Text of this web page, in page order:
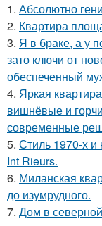
1. Абсолютно
2. Квартира
3. Я в браке, а у
зато ключи от
обеспеченный
4. Яркая
вишнёвые и
современные
5. Стиль 1970-х и
Int Rieurs.
6. Миланская
до изумрудного.
7. Дом в